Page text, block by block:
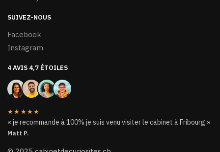
SUIVEZ-NOUS
Facebook
Instagram
4 AVIS 4,7 ÉTOILES
★★★★★
« je recommande à 100% je suis venu visiter le cabinet à Fribourg »
Matt P.